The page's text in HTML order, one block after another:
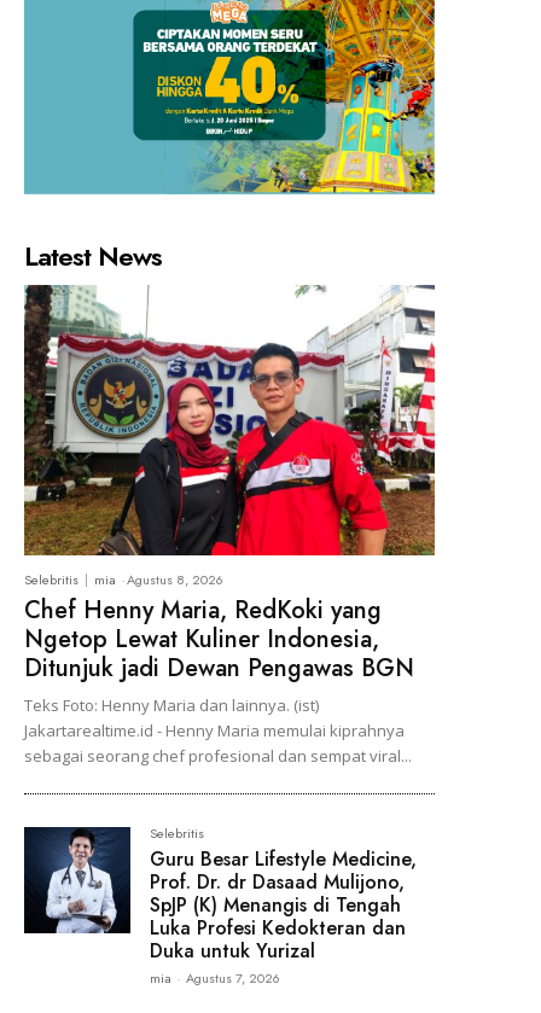
Latest News
Selebritis mia -Agustus 8, 2026
Chef Henny Maria, RedKoki yang
Ngetop Lewat Kuliner Indonesia,
Ditunjuk jadi Dewan Pengawas BGN
Teks Foto: Henny Maria dan lainnya. (ist)
Jakartarealtime.id - Henny Maria memulai kiprahnya
sebagai seorang chef profesional dan sempat viral...
Selebritis
Guru Besar Lifestyle Medicine,
Prof. Dr. dr Dasaad Mulijono,
SpJP (K) Menangis di Tengah
Luka Profesi Kedokteran dan
Duka untuk Yurizal
mia - Agustus 7, 2026